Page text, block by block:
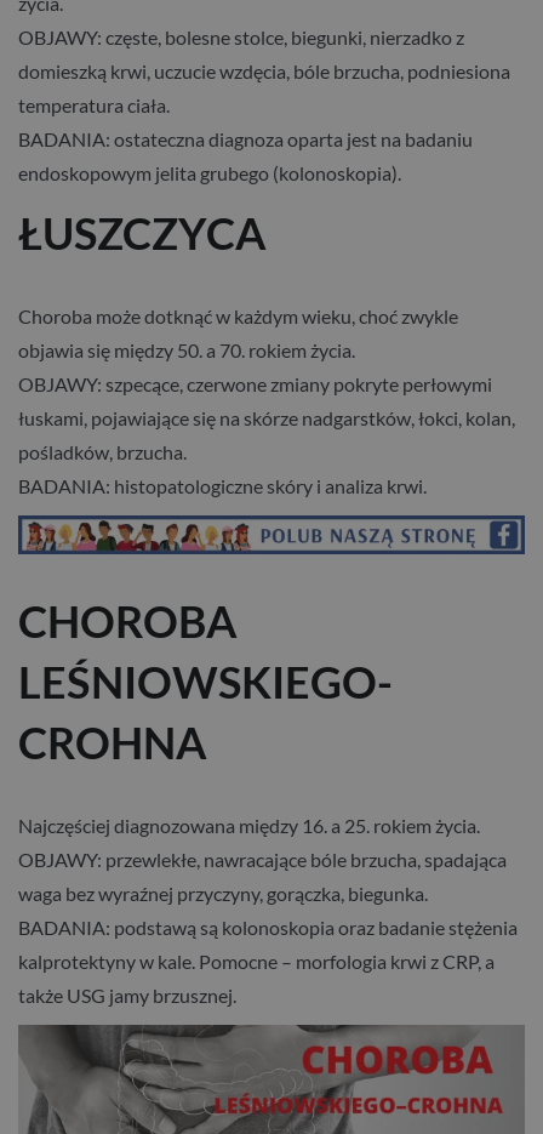
OBJAWY: częste, bolesne stolce, biegunki, nierzadko z
domieszką krwi, uczucie wzdęcia, bóle brzucha, podniesiona
temperatura ciała.
BADANIA: ostateczna diagnoza oparta jest na badaniu
endoskopowym jelita grubego (kolonoskopia).
ŁUSZCZYCA
Choroba może dotknąć w każdym wieku, choć zwykle
objawia się między 50. a 70. rokiem życia.
OBJAWY: szpecące, czerwone zmiany pokryte perłowymi
łuskami, pojawiające się na skórze nadgarstków, łokci, kolan,
pośladków, brzucha.
BADANIA: histopatologiczne skóry i analiza krwi.
CHOROBA
LEŚNIOWSKIEGO-
CROHNA
Najczęściej diagnozowana między 16. a 25. rokiem życia.
OBJAWY: przewlekłe, nawracające bóle brzucha, spadająca
waga bez wyraźnej przyczyny, gorączka, biegunka.
BADANIA: podstawą są kolonoskopia oraz badanie stężenia
kalprotektyny w kale. Pomocne – morfologia krwi z CRP, a
także USG jamy brzusznej.